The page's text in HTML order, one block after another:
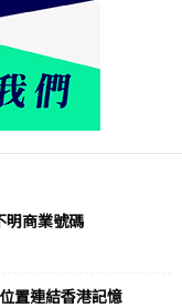
明商業號碼
置連結香港記憶